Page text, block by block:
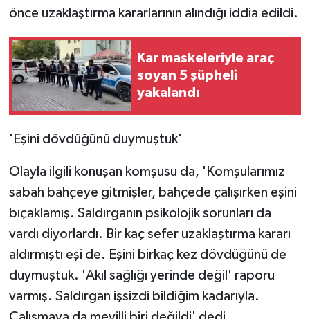
önce uzaklaştırma kararlarının alındığı iddia edildi.
Kar maskeleriyle araç
soyan 5 şüpheli
yakalandı
'Eşini dövdüğünü duymuştuk'
Olayla ilgili konuşan komşusu da, 'Komşularımız
sabah bahçeye gitmişler, bahçede çalışırken eşini
bıçaklamış. Saldırganın psikolojik sorunları da
vardı diyorlardı. Bir kaç sefer uzaklaştırma kararı
aldırmıştı eşi de. Eşini birkaç kez dövdüğünü de
duymuştuk. 'Akıl sağlığı yerinde değil' raporu
varmış. Saldırgan işsizdi bildiğim kadarıyla.